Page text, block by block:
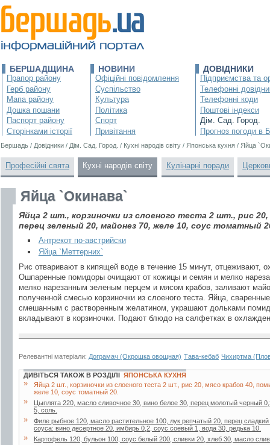
БЕРШАДЩИНА
Прапор району
Герб району
Мапа району
Дошка пошани
Паспорт району
Сторінками історії
НОВИНИ
Офіційні повідомлення
Суспільство
Культура
Політика
Спорт
Привітання
ДОВІДНИКИ
Підприємства та
Телефонні
Телефонні коди
Поштові індекси
Дім. Сад. Город.
Прогноз погоди в
Бершадь / Довідники / Дім. Сад. Город. / Кухні народів світу / Японська кухня / Яйца
Професійні свята Кухні народів світу Кулінарні поради
Яйца `Окинава`
Яйца 2 шт., корзиночки из слоеного теста 2 шт., рис
перец зеленый 20, майонез 70, желе 10, соус томатный
Антрекот по-австрийски
Яйца `Меттерних`
Рис отваривают в кипящей воде в течение 15 минут, отцеживают,
Ошпаренные помидоры очищают от кожицы и семян и мелко
мелко нарезанным зеленым перцем и мясом крабов, заливают
полученной смесью корзиночки из слоеного теста. Яйца,
смешанным с растворенным желатином, украшают дольками
вкладывают в корзиночки. Подают блюдо на салфетках в
Релевантні матеріали: Дограмач (Окрошка овощная) Тава-кебаб Чихиртма
ДИВІТЬСЯ ТАКОЖ В РОЗДІЛІ ЯПОНСЬКА КУХНЯ
»
Яйца 2 шт., корзиночки из слоеного теста 2 шт., рис 20, мясо крабов 40,
желе 10, соус томатный 20.
»
Цыплята 220, масло сливочное 30, вино белое 30, перец молотый черный
5, соль.
»
Филе рыбное 120, масло растительное 100, лук репчатый 20, перец
соуса: вино десертное 20, имбирь 0,2, соус соевый 1, вода 30, редька 10.
» Картофель 120, бульон 100, соус белый 200, сливки 20, хлеб 30, масло